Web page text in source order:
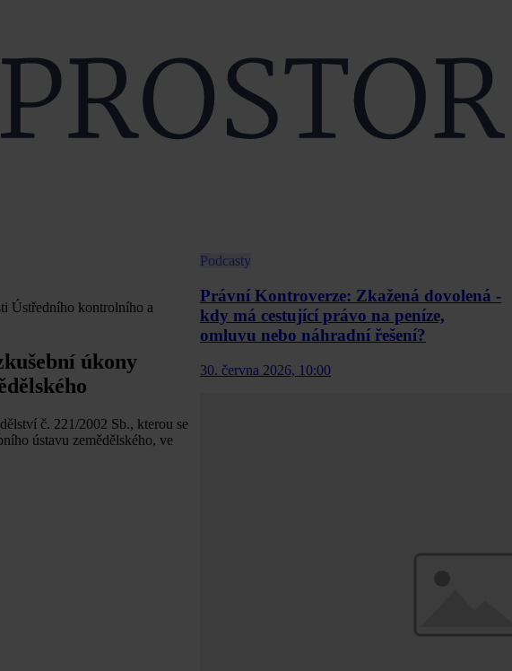
Ústředního kontrolního a
úkony
č. 221/2002 Sb., kterou se
ústavu zemědělského, ve
Podcasty
Právní Kontroverze: Zkažená dovolená -
kdy má cestující právo na peníze,
omluvu nebo náhradní řešení?
30. června 2026, 10:00